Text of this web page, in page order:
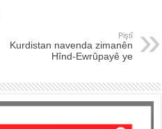
Piştî
Kurdistan navenda zimanên
Hînd-Ewrûpayê ye